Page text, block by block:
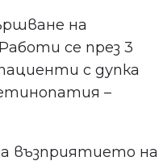
на
се през 3
с дупка
–
възприятието на